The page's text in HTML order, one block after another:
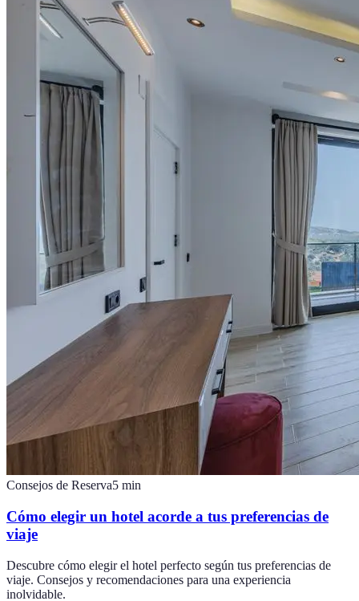
Consejos de Reserva5 min
Cómo elegir un hotel acorde a tus preferencias de
viaje
Descubre cómo elegir el hotel perfecto según tus preferencias de
viaje. Consejos y recomendaciones para una experiencia
inolvidable.